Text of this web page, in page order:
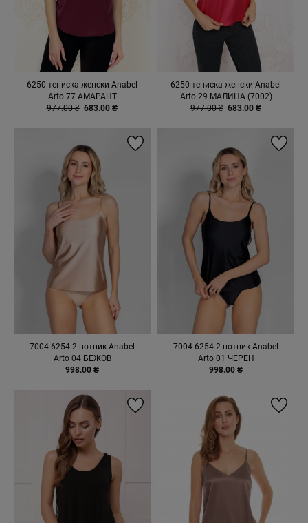
6250 тениска женски Anabel
Arto 77 АМАРАНТ
977.00 ₴ 683.00 ₴
6250 тениска женски Anabel
Arto 29 МАЛИНА (7002)
977.00 ₴ 683.00 ₴
7004-6254-2 потник Anabel
Arto 04 БЕЖОВ
998.00 ₴
7004-6254-2 потник Anabel
Arto 01 ЧЕРЕН
998.00 ₴